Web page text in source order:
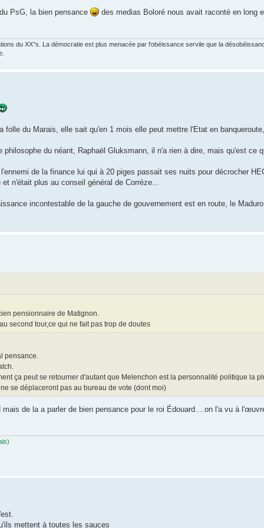
PsG, la bien pensance des medias Boloré nous avait raconté en long
du XX°s. La démocratie est plus menacée par l'obéissance servile que la
folle du Marais, elle sait qu'en 1 mois elle peut mettre l'Etat en
du néant, Raphaël Gluksmann, il n'a rien à dire, mais qu'est ce
de la finance lui qui à 20 piges passait ses nuits pour décrocher
n'était plus au conseil général de Corrèze...
incontestable de la gauche de gouvernement est en route, le
pensionnaire de Matignon.
second tour,ce qui ne fait pas trop de doutes
pensance.
ça peut se retourner d'autant que Melenchon est la personnalité politique la
se déplaceront pas au bureau de vote (dont moi)
de la a parler de bien pensance pour le roi Édouard....on l'a vu à
mettent à toutes les sauces